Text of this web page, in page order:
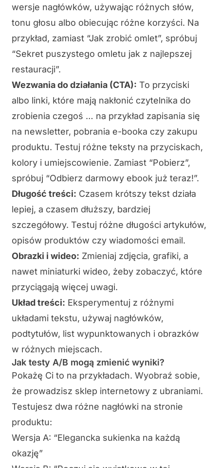
wersje nagłówków, używając różnych słów,
tonu głosu albo obiecując różne korzyści. Na
przykład, zamiast “Jak zrobić omlet”, spróbuj
“Sekret puszystego omletu jak z najlepszej
restauracji”.
Wezwania do działania (CTA): To przyciski
albo linki, które mają nakłonić czytelnika do
zrobienia czegoś … na przykład zapisania się
na newsletter, pobrania e-booka czy zakupu
produktu. Testuj różne teksty na przyciskach,
kolory i umiejscowienie. Zamiast “Pobierz”,
spróbuj “Odbierz darmowy ebook już teraz!”.
Długość treści: Czasem krótszy tekst działa
lepiej, a czasem dłuższy, bardziej
szczegółowy. Testuj różne długości artykułów,
opisów produktów czy wiadomości email.
Obrazki i wideo: Zmieniaj zdjęcia, grafiki, a
nawet miniaturki wideo, żeby zobaczyć, które
przyciągają więcej uwagi.
Układ treści: Eksperymentuj z różnymi
układami tekstu, używaj nagłówków,
podtytułów, list wypunktowanych i obrazków
w różnych miejscach.
Jak testy A/B mogą zmienić wyniki?
Pokażę Ci to na przykładach. Wyobraź sobie,
że prowadzisz sklep internetowy z ubraniami.
Testujesz dwa różne nagłówki na stronie
produktu:
Wersja A: “Elegancka sukienka na każdą
okazję”